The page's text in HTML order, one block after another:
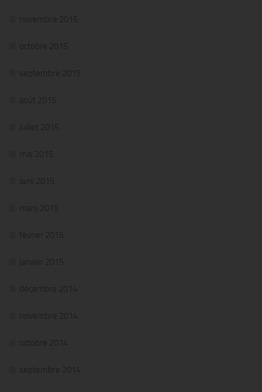
novembre 2015
octobre 2015
septembre 2015
août 2015
juillet 2015
mai 2015
avril 2015
mars 2015
février 2015
janvier 2015
décembre 2014
novembre 2014
octobre 2014
septembre 2014